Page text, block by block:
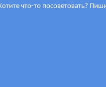
что-то посоветовать?